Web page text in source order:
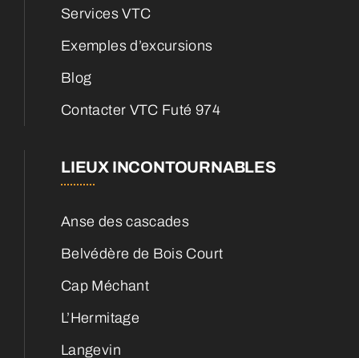
Services VTC
Exemples d’excursions
Blog
Contacter VTC Futé 974
LIEUX INCONTOURNABLES
Anse des cascades
Belvédère de Bois Court
Cap Méchant
L’Hermitage
Langevin